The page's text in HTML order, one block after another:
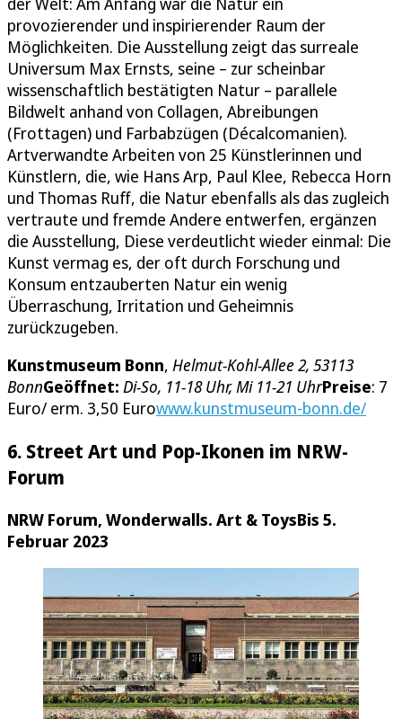
provozierender und inspirierender Raum der
Möglichkeiten. Die Ausstellung zeigt das surreale
Universum Max Ernsts, seine – zur scheinbar
wissenschaftlich bestätigten Natur – parallele
Bildwelt anhand von Collagen, Abreibungen
(Frottagen) und Farbabzügen (Décalcomanien).
Artverwandte Arbeiten von 25 Künstlerinnen und
Künstlern, die, wie Hans Arp, Paul Klee, Rebecca Horn
und Thomas Ruff, die Natur ebenfalls als das zugleich
vertraute und fremde Andere entwerfen, ergänzen
die Ausstellung, Diese verdeutlicht wieder einmal: Die
Kunst vermag es, der oft durch Forschung und
Konsum entzauberten Natur ein wenig
Überraschung, Irritation und Geheimnis
zurückzugeben.
Kunstmuseum Bonn, Helmut-Kohl-Allee 2, 53113
BonnGeöffnet: Di-So, 11-18 Uhr, Mi 11-21 UhrPreise: 7
Euro/ erm. 3,50 Eurowww.kunstmuseum-bonn.de/
6. Street Art und Pop-Ikonen im NRW-
Forum
NRW Forum, Wonderwalls. Art & ToysBis 5.
Februar 2023